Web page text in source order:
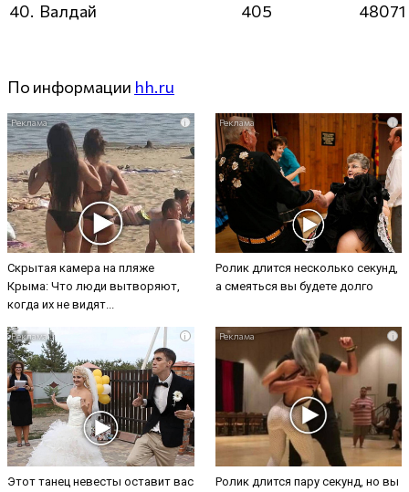
40. Валдай
405 48071
По информации hh.ru
i
Скрытая камера на пляже
Крыма: Что люди вытворяют,
когда их не видят...
i
Ролик длится несколько секунд,
а смеяться вы будете долго
i
Этот танец невесты оставит вас
i
Ролик длится пару секунд, но вы